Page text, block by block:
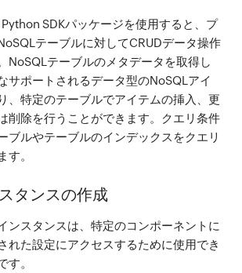
SDKパッケージを使用すると、プ
テーブルに対してCRUDデータ操作
NoSQLテーブルのメタデータを取得し
サポートされるデータ型のNoSQLアイ
、特定のテーブルでアイテムの挿入、更
削除を行うことができます。クエリ条件
ブルやテーブルのインデックスをクエリ
す。
タンスの作成
ンスタンスは、特定のコンポーネントに
れた設定にアクセスするために使用でき
す。